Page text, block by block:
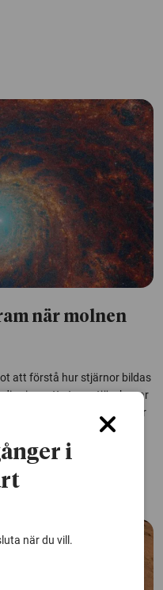
när molnen
att förstå hur stjärnor bildas
visar att stora stjärnhopar
skingrar de gasmoln där
i
när du vill.